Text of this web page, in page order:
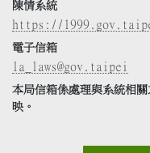
陳情系統
https://
電子信箱
la_laws@gov.taipei
本局信箱係處理與系統相
映。